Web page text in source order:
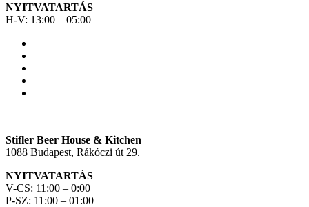
NYITVATARTÁS
H-V: 13:00 – 05:00
Stifler Beer House & Kitchen
1088 Budapest, Rákóczi út 29.
NYITVATARTÁS
V-CS: 11:00 – 0:00
P-SZ: 11:00 – 01:00